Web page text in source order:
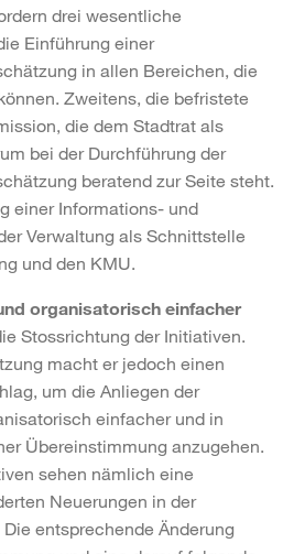
drei wesentliche
Einführung einer
in allen Bereichen, die
Zweitens, die befristete
die dem Stadtrat als
bei der Durchführung der
beratend zur Seite steht.
einer Informations- und
Verwaltung als Schnittstelle
und den KMU.
organisatorisch einfacher
Stossrichtung der Initiativen.
macht er jedoch einen
um die Anliegen der
einfacher und in
Übereinstimmung anzugehen.
sehen nämlich eine
Neuerungen in der
entsprechende Änderung